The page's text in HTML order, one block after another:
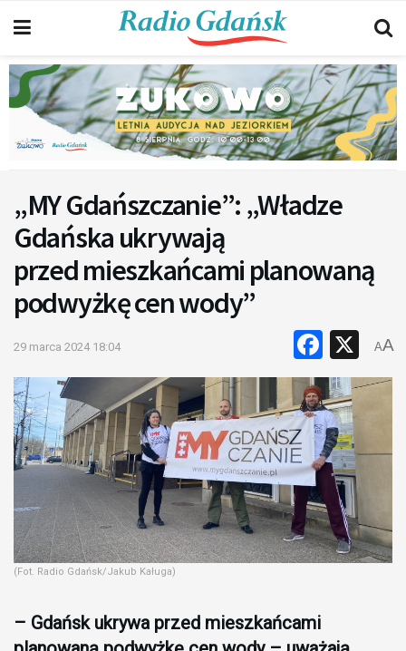
„MY Gdańszczanie”: „Władze
Gdańska ukrywają
przed mieszkańcami planowaną
podwyżkę cen wody”
29 marca 2024 18:04 X
AA
(Fot. Radio Gdańsk/Jakub Kaługa)
– Gdańsk ukrywa przed mieszkańcami